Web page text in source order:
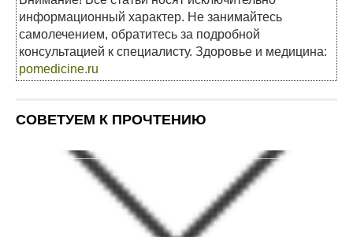
информационный характер. Не занимайтесь
самолечением, обратитесь за подробной
консультацией к специалисту. Здоровье и медицина:
pomedicine.ru
СОВЕТУЕМ К ПРОЧТЕНИЮ